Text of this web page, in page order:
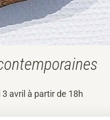
avril à partir de 18h